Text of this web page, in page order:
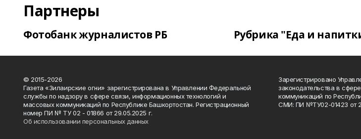
Партнеры
Фотобанк журналистов РБ Рубрика "Еда и
© 2015-2026
Газета «Зилаирские огни» зарегистрирована в Управлении Федеральной
службы по надзору в сфере связи, информационных технологий и
массовых коммуникаций по Республике Башкортостан. Регистрационный
номер ПИ № ТУ 02 - 01866 от 29.05.2025 г.
Об использовании персональных данных
Зарегистрировано
законодательства в
коммуникаций по
СМИ: ПИ №ТУ02-01423 от